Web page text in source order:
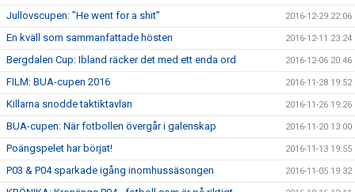
Jullovscupen: ”He went for a shit” 2016-12-29 22:06
En kväll som sammanfattade hösten 2016-12-11 23:24
Bergdalen Cup: Ibland räcker det med ett enda ord 2016-12-06 20:46
FILM: BUA-cupen 2016 2016-11-28 19:52
Killarna snodde taktiktavlan 2016-11-26 19:26
BUA-cupen: När fotbollen övergår i galenskap 2016-11-20 13:00
Poängspelet har börjat! 2016-11-13 19:55
P03 & P04 sparkade igång inomhussäsongen 2016-11-05 19:32